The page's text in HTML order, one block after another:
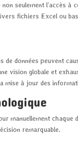
non seulement l’accès
fichiers Excel ou
de données peuvent
vision globale et
mise à jour des
manuellement
remarquable.